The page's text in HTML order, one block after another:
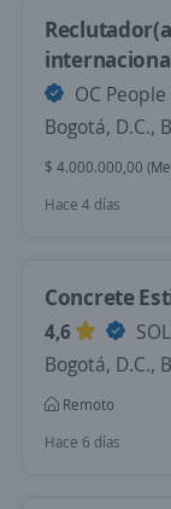
OC
Bogotá, D.C.,
$ 4.000.000,00
Hace 4 días
Concrete
4,6
Bogotá, D.C.,
Remoto
Hace 6 días